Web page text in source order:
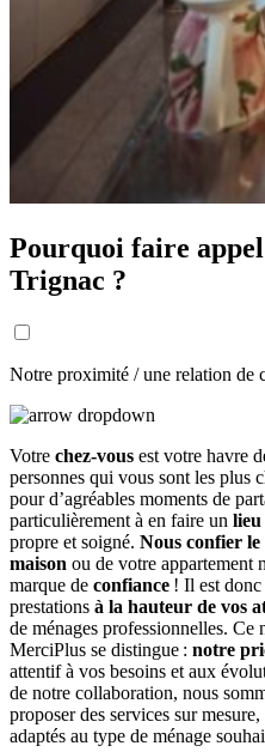
Pourquoi faire
Trignac ?
Notre proximité / une relation de
Votre chez-vous est votre havre
personnes qui vous sont les plus
pour d’agréables moments de
particulièrement à en faire un
propre et soigné. Nous confier le
maison ou de votre appartement
marque de confiance ! Il est donc
prestations à la hauteur de vos
de ménages professionnelles. Ce
MerciPlus se distingue : notre
attentif à vos besoins et aux
de notre collaboration, nous
proposer des services sur
adaptés au type de ménage